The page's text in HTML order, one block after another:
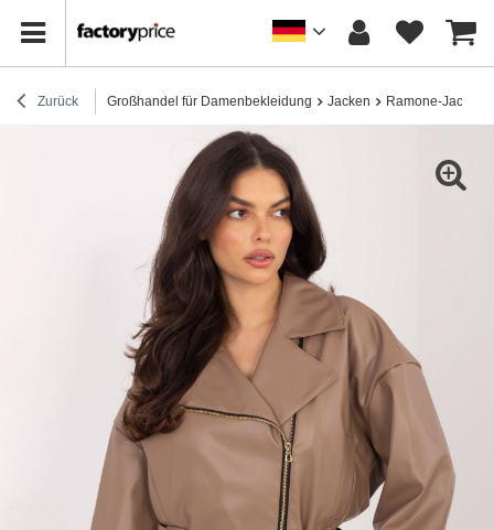
Zurück Großhandel für Damenbekleidung Jacken Ramone-Jacken